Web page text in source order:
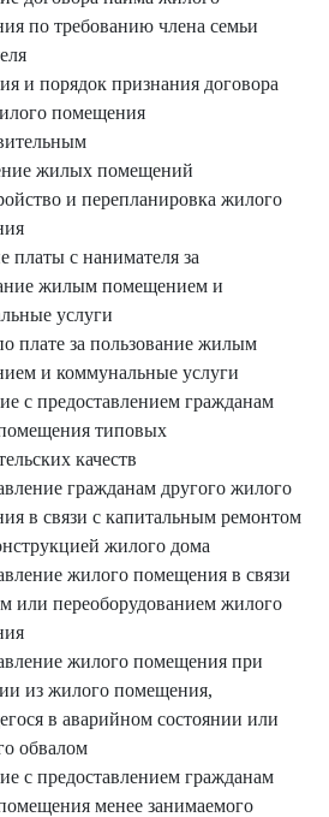
по требованию члена семьи
и порядок признания договора
помещения
жилых помещений
и перепланировка жилого
платы с нанимателя за
жилым помещением и
услуги
плате за пользование жилым
и коммунальные услуги
с предоставлением гражданам
типовых
качеств
гражданам другого жилого
в связи с капитальным ремонтом
жилого дома
жилого помещения в связи
или переоборудованием жилого
жилого помещения при
из жилого помещения,
в аварийном состоянии или
обвалом
с предоставлением гражданам
менее занимаемого